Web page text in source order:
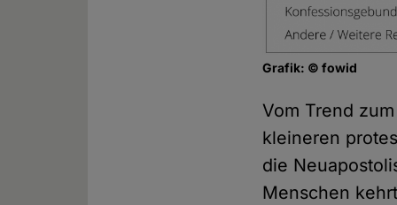
Grafik: © fowid
Vom Trend
kleineren
die
Menschen